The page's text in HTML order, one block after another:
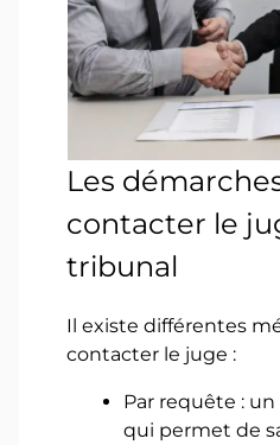
Les
contacter le
tribunal
Il existe différentes
contacter le juge :
Par requête :
qui permet de